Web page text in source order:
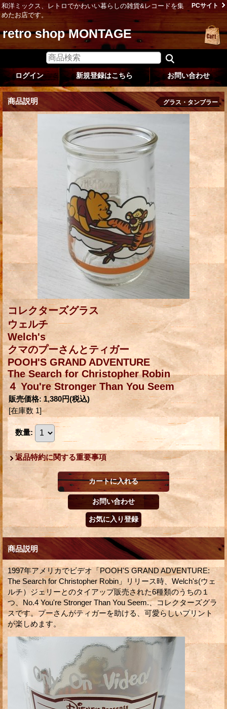
和洋ミックス、レトロでかわいい暮らしの雑貨&レコードを集
めたお店です。
PCサイト
retro shop MONTAGE
ログイン 新規登録はこちら お問い合わせ
商品説明 グラス・タンブラー
コレクターズグラス
ウェルチ
Welch's
クマのプーさんとティガー
POOH'S GRAND ADVENTURE
The Search for Christopher Robin
４ You're Stronger Than You Seem
販売価格: 1,380円(税込)
[在庫数 1]
数量:
返品特約に関する重要事項
商品説明
1997年アメリカでビデオ「POOH'S GRAND ADVENTURE:
The Search for Christopher Robin」リリース時、Welch's(ウェ
ルチ）ジェリーとのタイアップ販売された6種類のうちの１
つ、No.4 You're Stronger Than You Seem.、コレクターズグラ
スです。プーさんがティガーを助ける、可愛らしいプリント
が楽しめます。